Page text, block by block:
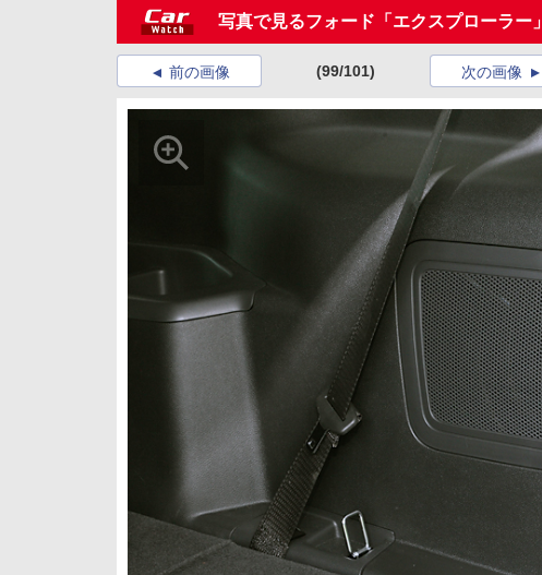
写真で見るフォード「エクスプローラー」
前の画像 (99/101) 次の画像